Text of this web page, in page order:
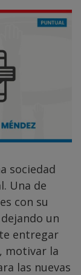
sociedad
Una de
con su
un
entregar
motivar la
las nuevas